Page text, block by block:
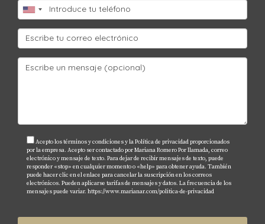
Acepto los términos y condiciones y la Política de privacidad proporcionados
por la empresa. Acepto ser contactado por Mariana Romero Por llamada, correo
electrónico y mensaje de texto. Para dejar de recibir mensajes de texto, puede
responder «stop» en cualquier momento o «help» para obtener ayuda. También
puede hacer clic en el enlace para cancelar la suscripción en los correos
electrónicos. Pueden aplicarse tarifas de mensajes y datos. La frecuencia de los
mensajes puede variar. https://www.marianar.com/politica-de-privacidad